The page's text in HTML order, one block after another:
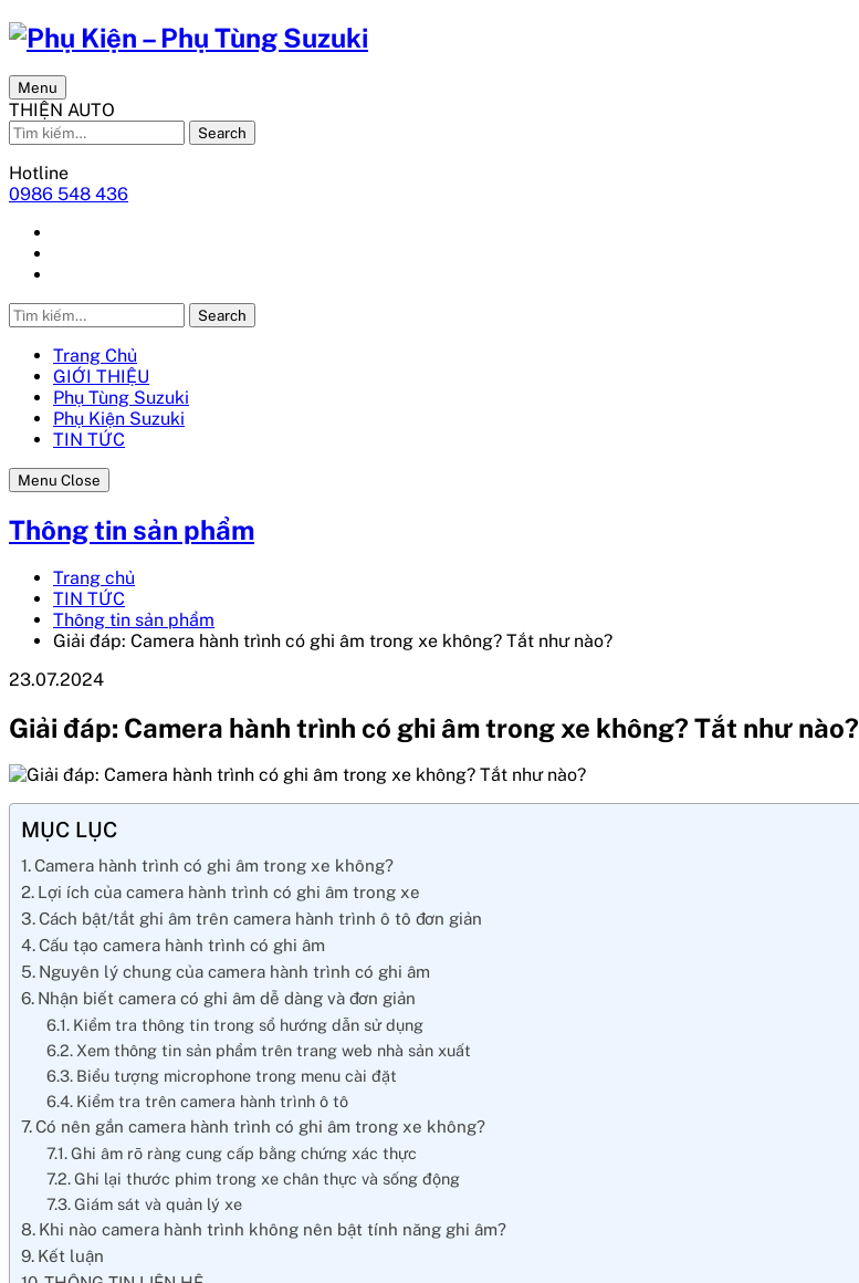
Menu
THIỆN AUTO
Search
Hotline
0986 548 436
Search
Trang Chủ
GIỚI THIỆU
Phụ Tùng Suzuki
Phụ Kiện Suzuki
TIN TỨC
Menu Close
Thông tin sản phẩm
Trang chủ
TIN TỨC
Thông tin sản phẩm
Giải đáp: Camera hành trình có ghi âm trong xe không? Tắt như nào?
23.07.2024
Giải đáp: Camera hành trình có ghi âm trong xe không? Tắt như nào?
MỤC LỤC
Camera hành trình có ghi âm trong xe không?
Lợi ích của camera hành trình có ghi âm trong xe
Cách bật/tắt ghi âm trên camera hành trình ô tô đơn giản
Cấu tạo camera hành trình có ghi âm
Nguyên lý chung của camera hành trình có ghi âm
Nhận biết camera có ghi âm dễ dàng và đơn giản
Kiểm tra thông tin trong sổ hướng dẫn sử dụng
Xem thông tin sản phẩm trên trang web nhà sản xuất
Biểu tượng microphone trong menu cài đặt
Kiểm tra trên camera hành trình ô tô
Có nên gắn camera hành trình có ghi âm trong xe không?
Ghi âm rõ ràng cung cấp bằng chứng xác thực
Ghi lại thước phim trong xe chân thực và sống động
Giám sát và quản lý xe
Khi nào camera hành trình không nên bật tính năng ghi âm?
Kết luận